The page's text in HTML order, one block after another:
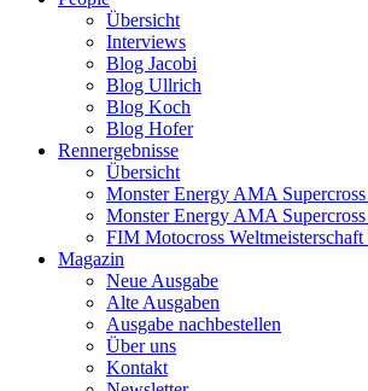
Übersicht
Interviews
Blog Jacobi
Blog Ullrich
Blog Koch
Blog Hofer
Rennergebnisse
Übersicht
Monster Energy AMA Supercross
Monster Energy AMA
FIM Motocross Weltmeisterschaft
Magazin
Neue Ausgabe
Alte Ausgaben
Ausgabe nachbestellen
Über uns
Kontakt